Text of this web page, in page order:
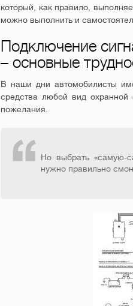
который, как правило,
можно выполнить и
Подключение
– основные
В наши дни автомобилисты
средства любой вид охранной
пожелания.
Но выбрать «самую-
нужно правильно